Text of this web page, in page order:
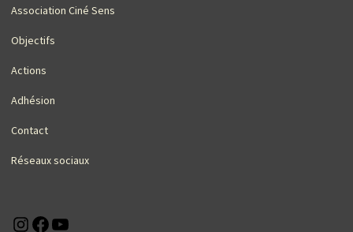
Association Ciné Sens
Objectifs
Actions
Adhésion
Contact
Réseaux sociaux
Instagram
Facebook